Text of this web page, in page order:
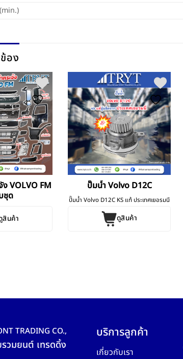
อง
VOLVO FM
ชุด
สินค้า
ปั๊มน้ำ Volvo D12C
ปั๊มน้ำ Volvo D12C KS แท้ ประเทศเยอรมนี
ดูสินค้า
TRADING CO.,
วมยนต์ เทรดดิ้ง
บริการลูกค้า
เกี่ยวกับเรา